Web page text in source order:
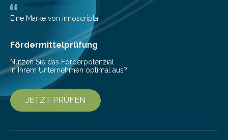
Die elektrische Leistung beschreibt, wie viel Energie in
einer bestimmten Zeitspanne benötigt wird. Sie steht
Eine Marke von innoscripta
Fördermittelprüfung
Nutzen Sie das Förderpotenzial
in Ihrem Unternehmen optimal aus?
JETZT PRÜFEN